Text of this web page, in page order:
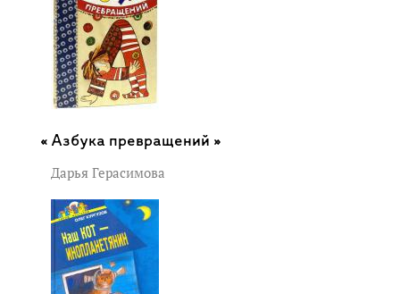
Азбука превращений »
Дарья Герасимова